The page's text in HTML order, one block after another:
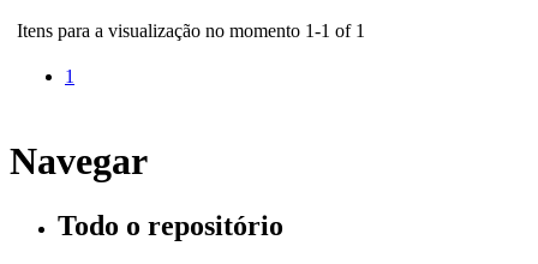
Itens para a visualização no momento 1-1 of 1
1
Navegar
Todo o repositório